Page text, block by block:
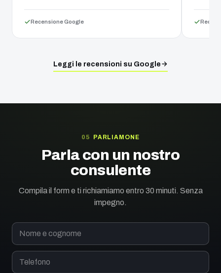
Recensione Google
Leggi le recensioni su Google
PARLIAMONE
Parla con un nostro
consulente
Compila il form e ti richiamiamo entro 30 minuti. Senza
impegno.
Nome e cognome
Telefono
Di cosa hai bisogno?